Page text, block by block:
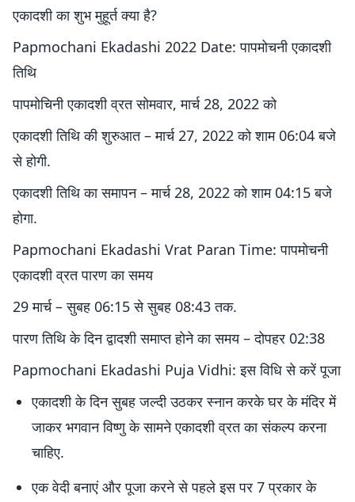
एकादशी का शुभ मुहूर्त क्या है?
Papmochani Ekadashi 2022 Date: पापमोचनी एकादशी
तिथि
पापमोचिनी एकादशी व्रत सोमवार, मार्च 28, 2022 को
एकादशी तिथि की शुरुआत – मार्च 27, 2022 को शाम 06:04 बजे
से होगी.
एकादशी तिथि का समापन – मार्च 28, 2022 को शाम 04:15 बजे
होगा.
Papmochani Ekadashi Vrat Paran Time: पापमोचनी
एकादशी व्रत पारण का समय
29 मार्च – सुबह 06:15 से सुबह 08:43 तक.
पारण तिथि के दिन द्वादशी समाप्त होने का समय – दोपहर 02:38
Papmochani Ekadashi Puja Vidhi: इस विधि से करें पूजा
एकादशी के दिन सुबह जल्दी उठकर स्नान करके घर के मंदिर में
जाकर भगवान विष्णु के सामने एकादशी व्रत का संकल्प करना
चाहिए.
एक वेदी बनाएं और पूजा करने से पहले इस पर 7 प्रकार के